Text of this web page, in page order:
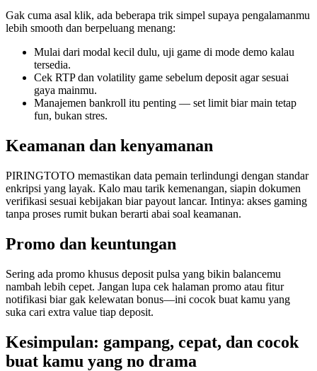
Gak cuma asal klik, ada beberapa trik simpel supaya pengalamanmu
lebih smooth dan berpeluang menang:
Mulai dari modal kecil dulu, uji game di mode demo kalau
tersedia.
Cek RTP dan volatility game sebelum deposit agar sesuai
gaya mainmu.
Manajemen bankroll itu penting — set limit biar main tetap
fun, bukan stres.
Keamanan dan kenyamanan
PIRINGTOTO memastikan data pemain terlindungi dengan standar
enkripsi yang layak. Kalo mau tarik kemenangan, siapin dokumen
verifikasi sesuai kebijakan biar payout lancar. Intinya: akses gaming
tanpa proses rumit bukan berarti abai soal keamanan.
Promo dan keuntungan
Sering ada promo khusus deposit pulsa yang bikin balancemu
nambah lebih cepet. Jangan lupa cek halaman promo atau fitur
notifikasi biar gak kelewatan bonus—ini cocok buat kamu yang
suka cari extra value tiap deposit.
Kesimpulan: gampang, cepat, dan cocok
buat kamu yang no drama